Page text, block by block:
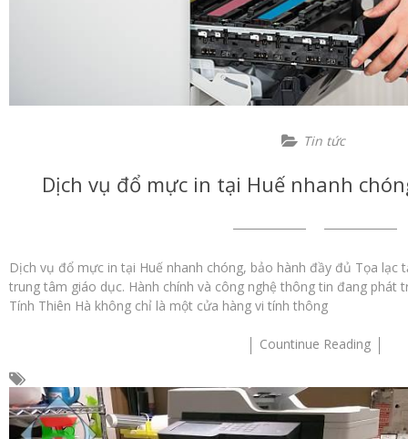
Tin tức
Dịch vụ đổ mực in tại Huế nhanh
Dịch vụ đổ mực in tại Huế nhanh chóng, bảo hành đầy đủ Tọa lạc
trung tâm giáo dục. Hành chính và công nghệ thông tin đang phát
Tính Thiên Hà không chỉ là một cửa hàng vi tính thông
Countinue Reading